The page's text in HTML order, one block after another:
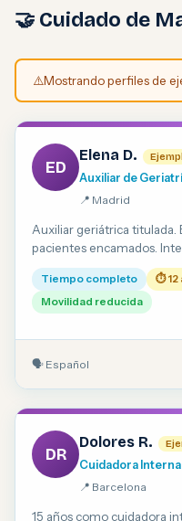
🤝 Cuidado de
⚠️Mostrando perfiles de
ED
Elena D.
Auxiliar de
📍 Madrid
Auxiliar geriátrica
pacientes encamados.
verificadas.
Tiempo completo ⏱ 12
Movilidad reducida
🗣 Español
DR
Dolores R.
Cuidadora
📍 Barcelona
15 años como cuidadora